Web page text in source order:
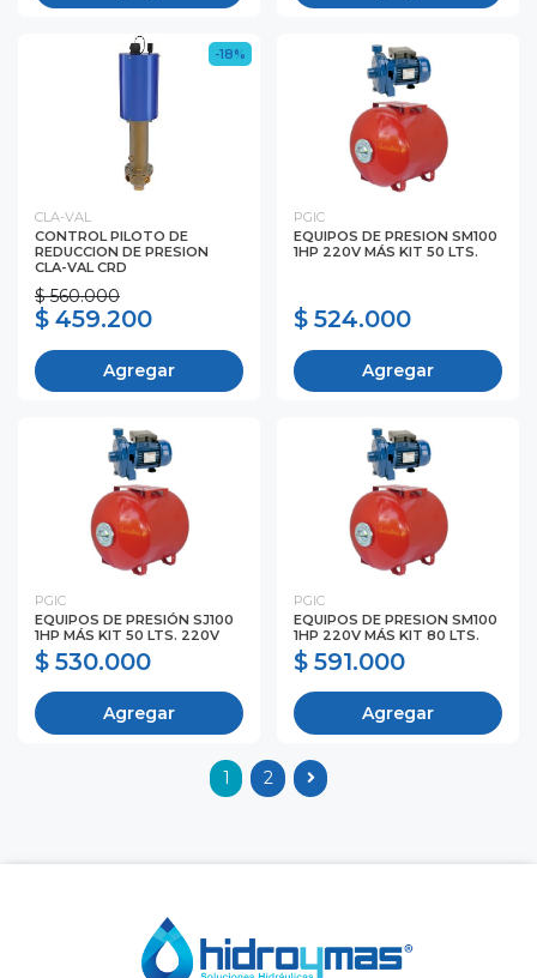
-18%
CLA-VAL
CONTROL PILOTO DE
REDUCCION DE PRESION
CLA-VAL CRD
$ 560.000
$ 459.200
Agregar
PGIC
EQUIPOS DE PRESION SM100
1HP 220V MÁS KIT 50 LTS.
$ 524.000
Agregar
PGIC
EQUIPOS DE PRESIÓN SJ100
1HP MÁS KIT 50 LTS. 220V
$ 530.000
Agregar
PGIC
EQUIPOS DE PRESION SM100
1HP 220V MÁS KIT 80 LTS.
$ 591.000
Agregar
1 2